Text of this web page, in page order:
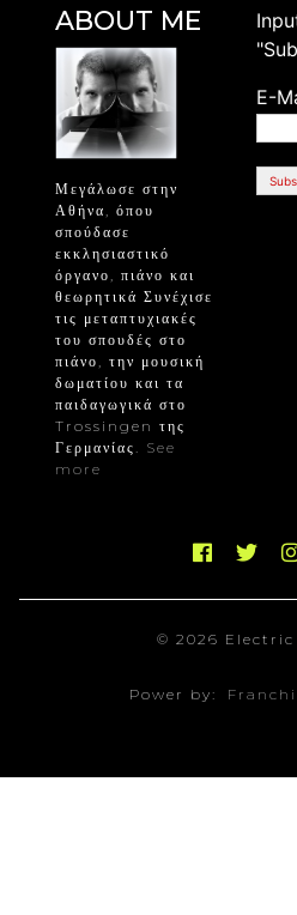
ABOUT ME
Μεγάλωσε στην
Αθήνα, όπου
σπούδασε
εκκλησιαστικό
όργανο, πιάνο και
θεωρητικά Συνέχισε
τις μεταπτυχιακές
του σπουδές στο
πιάνο, την μουσική
δωματίου και τα
παιδαγωγικά στο
Trossingen της
Γερμανίας. See
more
E-
© 2026 Electric
Power by: